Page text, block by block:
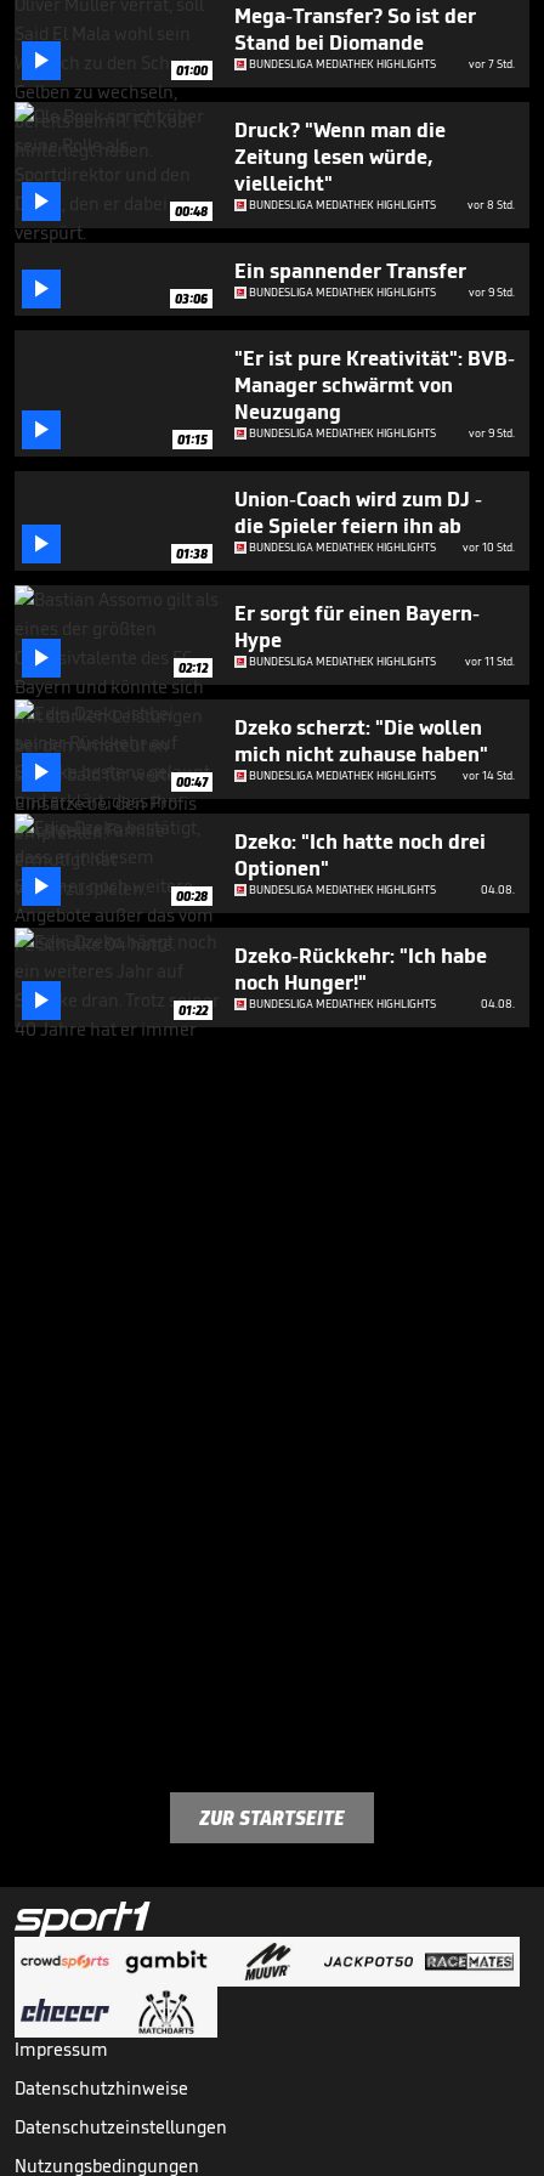
seconds
 01:00
Mega-Transfer? So ist der
Stand bei Diomande
BUNDESLIGA MEDIATHEK HIGHLIGHTS vor 7 Std.
 00:48
Druck? "Wenn man die
Zeitung lesen würde,
vielleicht"
BUNDESLIGA MEDIATHEK HIGHLIGHTS vor 8 Std.
 03:06
Ein spannender Transfer
BUNDESLIGA MEDIATHEK HIGHLIGHTS vor 9 Std.
 01:15
"Er ist pure Kreativität": BVB-
Manager schwärmt von
Neuzugang
BUNDESLIGA MEDIATHEK HIGHLIGHTS vor 9 Std.
 01:38
Union-Coach wird zum DJ -
die Spieler feiern ihn ab
BUNDESLIGA MEDIATHEK HIGHLIGHTS vor 10 Std.
 02:12
Er sorgt für einen Bayern-
Hype
BUNDESLIGA MEDIATHEK HIGHLIGHTS vor 11 Std.
 00:47
Dzeko scherzt: "Die wollen
mich nicht zuhause haben"
BUNDESLIGA MEDIATHEK HIGHLIGHTS vor 14 Std.
 00:28
Dzeko: "Ich hatte noch drei
Optionen"
BUNDESLIGA MEDIATHEK HIGHLIGHTS 04.08.
 01:22
Dzeko-Rückkehr: "Ich habe
noch Hunger!"
BUNDESLIGA MEDIATHEK HIGHLIGHTS 04.08.
ZUR STARTSEITE
Impressum
Datenschutzhinweise
Datenschutzeinstellungen
Nutzungsbedingungen